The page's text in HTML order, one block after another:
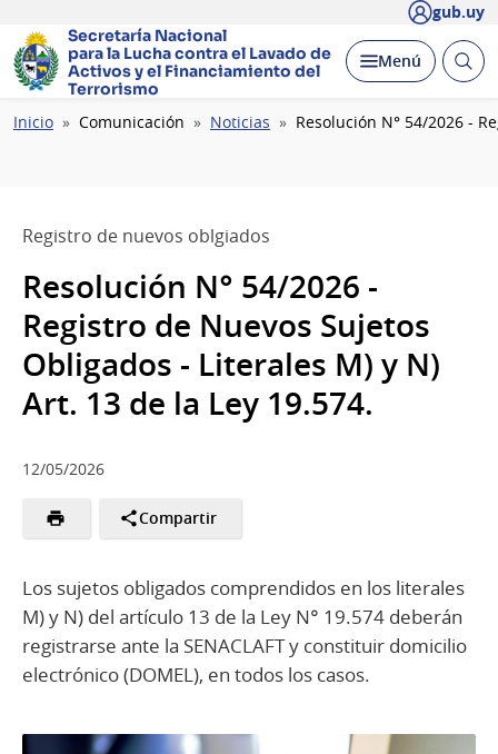
gub.uy
Secretaría Nacional
para la Lucha contra el Lavado de
Activos y el Financiamiento del
Terrorismo
Desplegar
Menú Abrir
Ruta
Inicio Comunicación Noticias Resolución N° 54/2026 -
Registro de nuevos oblgiados
Resolución N° 54/2026 -
Registro de Nuevos Sujetos
Obligados - Literales M) y N)
Art. 13 de la Ley 19.574.
12/05/2026
Compartir
Los sujetos obligados comprendidos en los literales
M) y N) del artículo 13 de la Ley N° 19.574 deberán
registrarse ante la SENACLAFT y constituir domicilio
electrónico (DOMEL), en todos los casos.